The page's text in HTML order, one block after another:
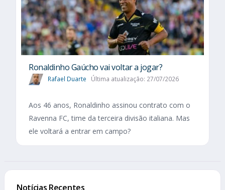
Ronaldinho Gaúcho vai voltar a jogar?
Rafael Duarte Última atualização: 27/07/2026
Aos 46 anos, Ronaldinho assinou contrato com o
Ravenna FC, time da terceira divisão italiana. Mas
ele voltará a entrar em campo?
Notícias Recentes